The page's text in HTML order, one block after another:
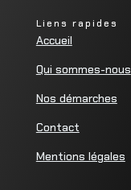
Liens rapides
Accueil
Qui sommes-nous
Nos démarches
Contact
Mentions légales